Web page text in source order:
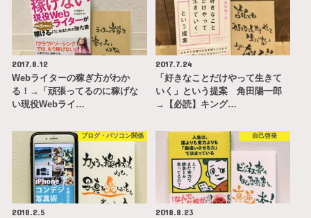
2017.8.12
Webライターの稼ぎ方がわか
る！→「頑張ってるのに稼げな
い現役Webライ…
2017.7.24
「好きなことだけやって生きて
いく」という提案 角田陽一郎
→【必読】キング…
ブログ・パソコン関係
2018.2.5
自己啓発
2018.8.23